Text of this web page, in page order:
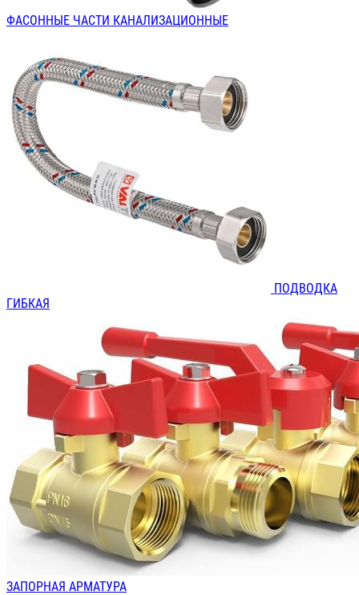
ФАСОННЫЕ ЧАСТИ КАНАЛИЗАЦИОННЫЕ
ПОДВОДКА
ГИБКАЯ
ЗАПОРНАЯ АРМАТУРА